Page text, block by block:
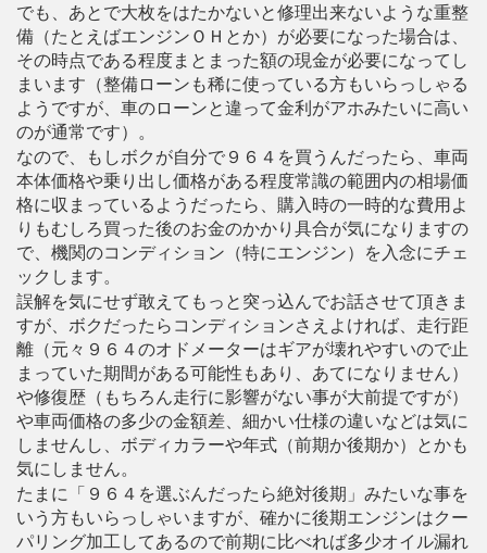
でも、あとで大枚をはたかないと修理出来ないような重整
備（たとえばエンジンＯＨとか）が必要になった場合は、
その時点である程度まとまった額の現金が必要になってし
まいます（整備ローンも稀に使っている方もいらっしゃる
ようですが、車のローンと違って金利がアホみたいに高い
のが通常です）。
なので、もしボクが自分で９６４を買うんだったら、車両
本体価格や乗り出し価格がある程度常識の範囲内の相場価
格に収まっているようだったら、購入時の一時的な費用よ
りもむしろ買った後のお金のかかり具合が気になりますの
で、機関のコンディション（特にエンジン）を入念にチェ
ックします。
誤解を気にせず敢えてもっと突っ込んでお話させて頂きま
すが、ボクだったらコンディションさえよければ、走行距
離（元々９６４のオドメーターはギアが壊れやすいので止
まっていた期間がある可能性もあり、あてになりません）
や修復歴（もちろん走行に影響がない事が大前提ですが）
や車両価格の多少の金額差、細かい仕様の違いなどは気に
しませんし、ボディカラーや年式（前期か後期か）とかも
気にしません。
たまに「９６４を選ぶんだったら絶対後期」みたいな事を
いう方もいらっしゃいますが、確かに後期エンジンはクー
パリング加工してあるので前期に比べれば多少オイル漏れ